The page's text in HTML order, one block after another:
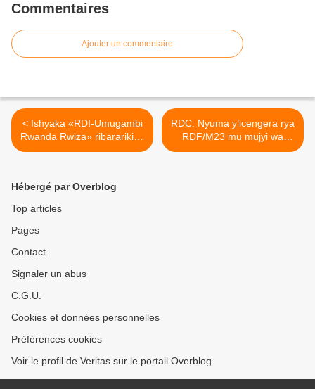
Commentaires
Ajouter un commentaire
< Ishyaka «RDI-Umugambi
Rwanda Rwiza» ribararikiye
ikiganiro mbwirwaruhame
RDC: Nyuma y’icengera rya
RDF/M23 mu mujyi wa
Goma, Kenya yatumije
Hébergé par Overblog
Top articles
Pages
Contact
Signaler un abus
C.G.U.
Cookies et données personnelles
Préférences cookies
Voir le profil de Veritas sur le portail Overblog